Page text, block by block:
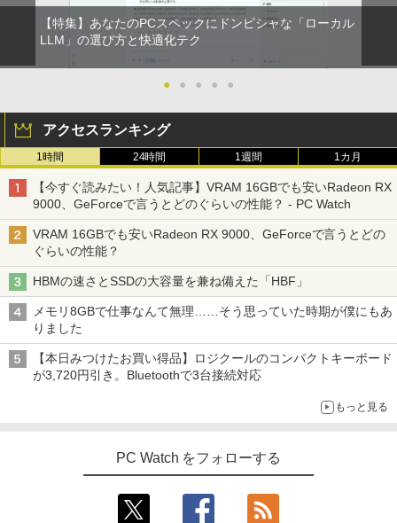
【特集】あなたのPCスペックにドンピシャな「ローカル
LLM」の選び方と快適化テク
● ● ● ● ●
アクセスランキング
1時間 24時間 1週間 1カ月
【今すぐ読みたい！人気記事】VRAM 16GBでも安いRadeon RX
9000、GeForceで言うとどのぐらいの性能？ - PC Watch
VRAM 16GBでも安いRadeon RX 9000、GeForceで言うとどの
ぐらいの性能？
HBMの速さとSSDの大容量を兼ね備えた「HBF」
メモリ8GBで仕事なんて無理……そう思っていた時期が僕にもあ
りました
【本日みつけたお買い得品】ロジクールのコンパクトキーボード
が3,720円引き。Bluetoothで3台接続対応
もっと見る
PC Watch をフォローする